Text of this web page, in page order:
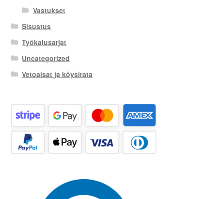
Vastukset
Sisustus
Työkalusarjat
Uncategorized
Vetoaisat ja köysirata